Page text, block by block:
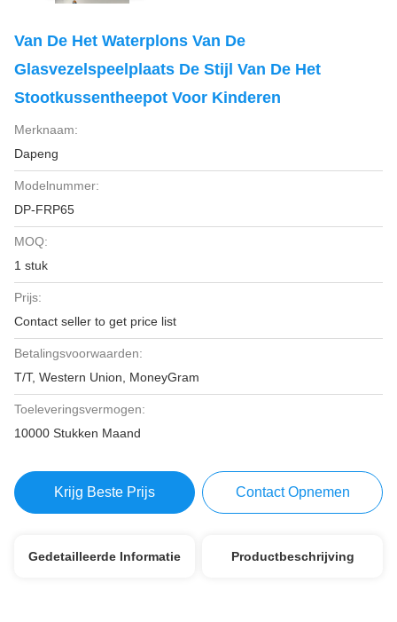
Van De Het Waterplons Van De
Glasvezelspeelplaats De Stijl Van De Het
Stootkussentheepot Voor Kinderen
Merknaam:
Dapeng
Modelnummer:
DP-FRP65
MOQ:
1 stuk
Prijs:
Contact seller to get price list
Betalingsvoorwaarden:
T/T, Western Union, MoneyGram
Toeleveringsvermogen:
10000 Stukken Maand
Krijg Beste Prijs Contact Opnemen
Gedetailleerde Informatie Productbeschrijving